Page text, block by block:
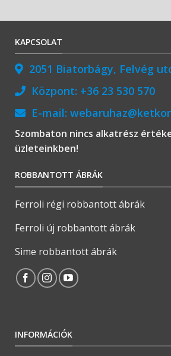
KAPCSOLAT
2051 Biatorbágy, Felvég
Központ: +36 23 530 570
E-mail:
Szombaton nincs alkatrész
üzleteinkben!
ROBBANTOTT ÁBRÁK
Ferroli régi robbantott ábrák
Ferroli új robbantott ábrák
Sime robbantott ábrák
INFORMÁCIÓK